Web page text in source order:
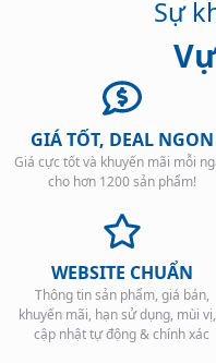
Sự
GIÁ TỐT, DEAL NGON
Giá cực tốt và khuyến mãi mỗi
cho hơn 1200 sản phẩm!
WEBSITE CHUẨN
Thông tin sản phẩm, giá bán,
khuyến mãi, hạn sử dụng, mùi
cập nhật tự động & chính xác